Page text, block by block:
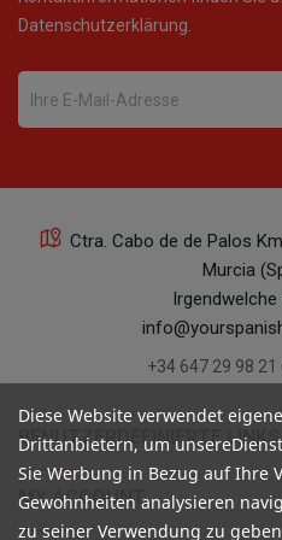
Datenschutzerklärung.
Ctra. Cabo de de Palos
Murcia
+34 647 29 98 21
BENUTZERDEFINIERTE LINKS
MY ACCOUNT
Diese Website verwendet
Drittanbietern, um
Sie Werbung in Bezug auf Ihre
Gewohnheiten analysieren
zu seiner Verwendung zu